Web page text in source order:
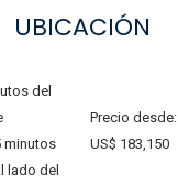
UBICACIÓN
del
minutos
lado del
Precio desde:
US$ 183,150